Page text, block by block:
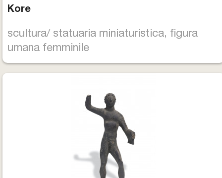
Kore
scultura/ statuaria miniaturistica, figura
umana femminile